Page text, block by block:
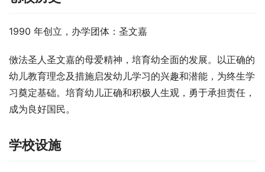
1990 年创立，办学团体：圣文嘉
傚法圣人圣文嘉的母爱精神，培育幼全面的发展。以正确的
幼儿教育理念及措施启发幼儿学习的兴趣和潜能，为终生学
习奠定基础。培育幼儿正确和积极人生观，勇于承担责任，
成为良好国民。
学校设施